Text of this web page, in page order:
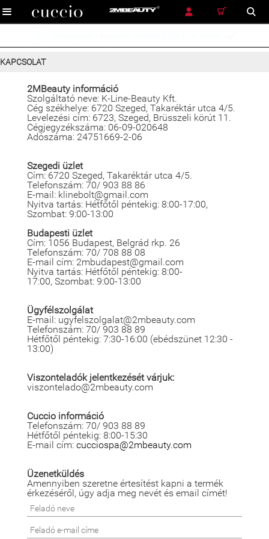
RÉSZLETES KERESÉS
KAPCSOLAT
2MBeauty információ
Szolgáltató neve: K-Line-Beauty Kft.
Cég székhelye: 6720 Szeged, Takaréktár utca 4/5.
Levelezési cím: 6723, Szeged, Brüsszeli körút 11.
Cégjegyzékszáma: 06-09-020648
Adószáma: 24751669-2-06
Szegedi üzlet
Cím: 6720 Szeged, Takaréktár utca 4/5.
Telefonszám: 70/ 903 88 86
E-mail: klinebolt@gmail.com
Nyitva tartás: Hétfőtől péntekig: 8:00-17:00,
Szombat: 9:00-13:00
Budapesti üzlet
Cím: 1056 Budapest, Belgrád rkp. 26
Telefonszám: 70/ 708 88 08
E-mail cím: 2mbudapest@gmail.com
Nyitva tartás: Hétfőtől péntekig: 8:00-
17:00, Szombat: 9:00-13:00
Ügyfélszolgálat
E-mail: ugyfelszolgalat@2mbeauty.com
Telefonszám: 70/ 903 88 89
Hétfőtől péntekig: 7:30-16:00 (ebédszünet 12:30 -
13:00)
Viszonteladók jelentkezését várjuk:
viszontelado@2mbeauty.com
Cuccio információ
Telefonszám: 70/ 903 88 89
Hétfőtől péntekig: 8:00-15:30
E-mail cím: cucciospa@2mbeauty.com
Üzenetküldés
Amennyiben szeretne értesítést kapni a termék
érkezéséről, úgy adja meg nevét és email címét!